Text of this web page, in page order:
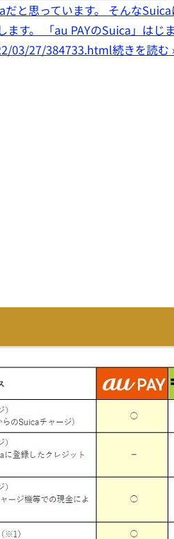
と思っています。 そんな
ます。 「au PAYのSuica」はじ
03/27/384733.html続きを読む